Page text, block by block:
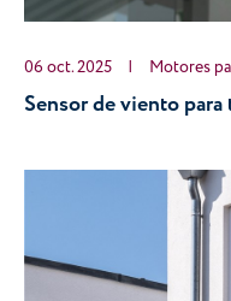
06 oct. 2025 | Motores
Sensor de viento